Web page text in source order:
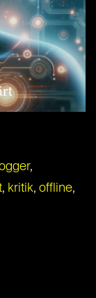
,
, kritik, offline,